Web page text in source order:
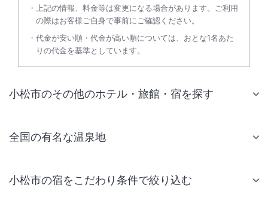
上記の情報、料金等は変更になる場合があります。ご利用
の際はお客様ご自身で事前にご確認ください。
代金が安い順・代金が高い順については、おとな1名あた
りの代金を基準としています。
小松市のその他のホテル・旅館・宿を探す
全国の有名な温泉地
小松市の宿をこだわり条件で絞り込む